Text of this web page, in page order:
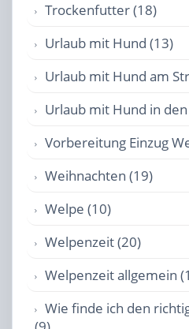
Trockenfutter (18)
Urlaub mit Hund (13)
Urlaub mit Hund am
Urlaub mit Hund in
Vorbereitung Einzug
Weihnachten (19)
Welpe (10)
Welpenzeit (20)
Welpenzeit allgemein
Wie finde ich den